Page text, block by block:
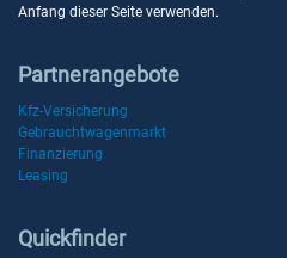
Anfang dieser Seite verwenden.
Partnerangebote
Kfz-Versicherung
Gebrauchtwagenmarkt
Finanzierung
Leasing
Quickfinder